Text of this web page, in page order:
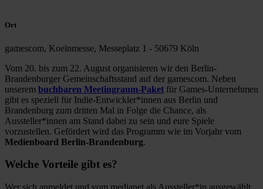
Ort
gamescom, Koelnmesse, Messeplatz 1 - 50679 Köln
Vom 20. bis zum 22. August organisieren wir den Berlin-
Brandenburger Gemeinschaftsstand auf der gamescom. Neben
unserem buchbaren Meetingraum-Paket für Games-Unternehmen
gibt es speziell für Indie-Entwickler*innen aus Berlin und
Brandenburg zum dritten Mal in Folge die Chance, als
Aussteller*innen am Stand dabei zu sein und eure Spiele
vorzustellen. Gefördert wird das Programm wie im Vorjahr vom
Medienboard Berlin-Brandenburg.
Welche Vorteile gibt es?
Wer sich anmeldet und vom medianet als Aussteller*in ausgewählt